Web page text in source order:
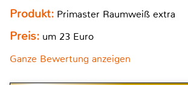
Produkt: Primaster Raumweiß extra
Preis: um 23 Euro
Ganze Bewertung anzeigen